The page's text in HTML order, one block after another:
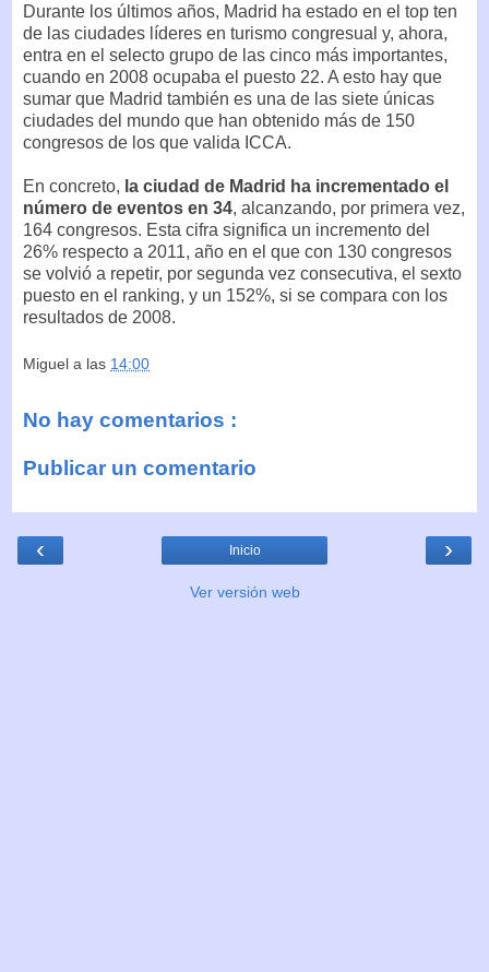
Durante los últimos años, Madrid ha estado en el top ten
de las ciudades líderes en turismo congresual y, ahora,
entra en el selecto grupo de las cinco más importantes,
cuando en 2008 ocupaba el puesto 22. A esto hay que
sumar que Madrid también es una de las siete únicas
ciudades del mundo que han obtenido más de 150
congresos de los que valida ICCA.
En concreto, la ciudad de Madrid ha incrementado el
número de eventos en 34, alcanzando, por primera vez,
164 congresos. Esta cifra significa un incremento del
26% respecto a 2011, año en el que con 130 congresos
se volvió a repetir, por segunda vez consecutiva, el sexto
puesto en el ranking, y un 152%, si se compara con los
resultados de 2008.
Miguel a las 14:00
No hay comentarios :
Publicar un comentario
‹ ›
Inicio
Ver versión web